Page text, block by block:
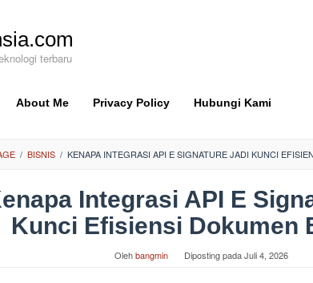
terbaru
About Me Privacy Policy Hubungi Kami
/ BISNIS / KENAPA INTEGRASI API E SIGNATURE JADI KUNCI
Integrasi API E
Kunci Efisiensi Dokumen
Olehbangmin Diposting padaJuli 4, 2026